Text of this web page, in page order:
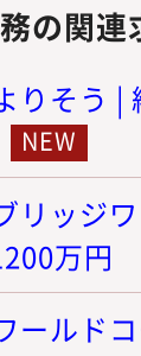
の関連
りそう |
リッジ
万円
ールド